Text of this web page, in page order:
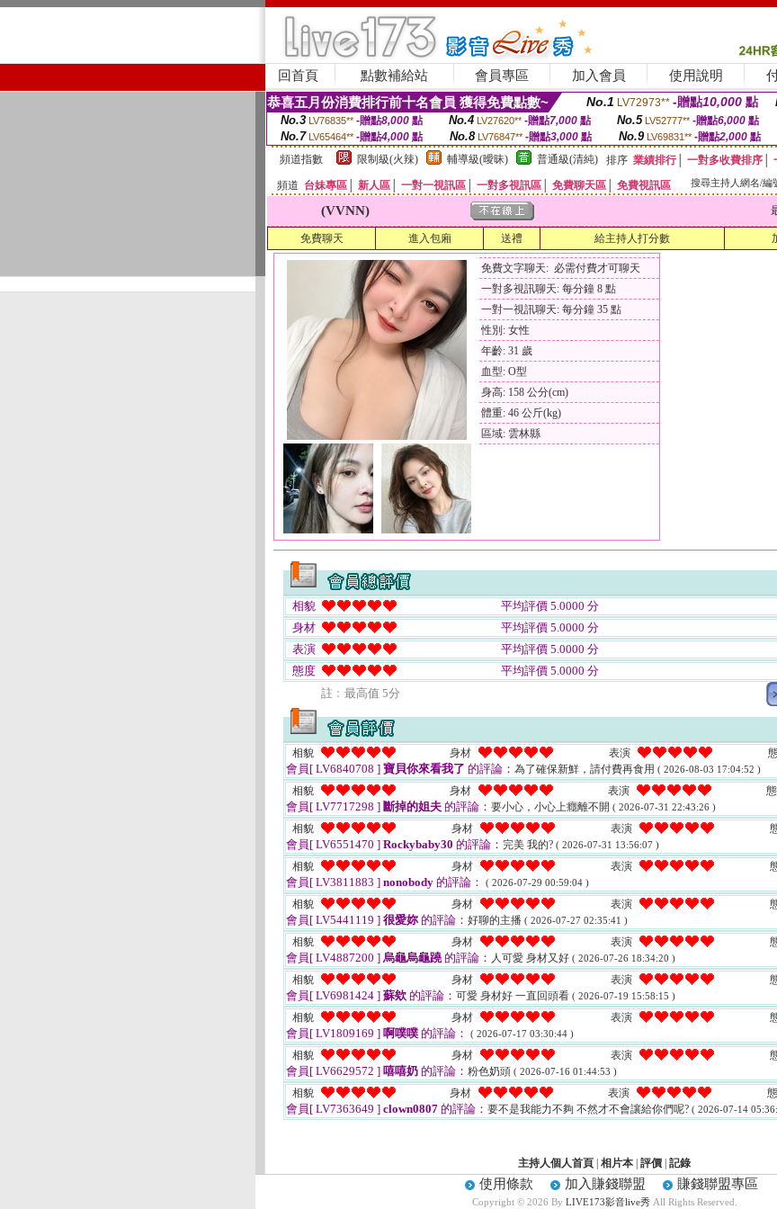
回首頁 點數補給站 會員專區 加入會員 使用說明
恭喜五月份消費排行前十名會員 獲得免費點數~ No.1 LV72973** -贈點10,000 點
No.3 LV76835** -贈點8,000點 No.4 LV27620** -贈點7,000點 No.5 LV52777** -贈點6,000點
No.7 LV65464** -贈點4,000 點 No.8 LV76847** -贈點3,000 點 No.9 LV69831** -贈點2,000點
頻道指數
限制級(火辣) 輔導級(曖昧) 普通級(清純) 排序 業績排行│ 一對多收費排序
頻道 台妹專區 新人區 一對一視訊區 一對多視訊區 免費聊天區 免費視訊區 搜尋主持人網名/編
(VVNN)
免費聊天 進入包廂 送禮 給主持人打分數
免費文字聊天: 必需付費才可聊天
一對多視訊聊天: 每分鐘 8 點
一對一視訊聊天: 每分鐘 35 點
性別: 女性
年齡: 31 歲
血型: O型
身高: 158 公分(cm)
體重: 46 公斤(kg)
區域: 雲林縣
相貌
平均評價 5.0000 分
身材
平均評價 5.0000 分
表演
平均評價 5.0000 分
態度
平均評價 5.0000 分
註﹕最高值 5分
相貌 身材 表演
會員[ LV6840708 ] 寶貝你來看我了 的評論： 為了確保新鮮，請付費再食用 ( 2026-08-03 17:04:52 )
相貌 身材 表演
會員[ LV7717298 ] 斷掉的姐夫 的評論： 要小心，小心上癮離不開 ( 2026-07-31 22:43:26 )
相貌 身材 表演
會員[ LV6551470 ] Rockybaby30 的評論： 完美 我的? ( 2026-07-31 13:56:07 )
相貌 身材 表演
會員[ LV3811883 ] nonobody 的評論： ( 2026-07-29 00:59:04 )
相貌 身材 表演
會員[ LV5441119 ] 很愛妳的評論： 好聊的主播 ( 2026-07-27 02:35:41 )
相貌 身材 表演
會員[ LV4887200 ] 烏龜烏龜蹺的評論： 人可愛 身材又好 ( 2026-07-26 18:34:20 )
相貌 身材 表演
會員[ LV6981424 ] 蘇欸 的評論： 可愛 身材好 一直回頭看 ( 2026-07-19 15:58:15 )
相貌 身材 表演
會員[ LV1809169 ] 啊噗噗 的評論： ( 2026-07-17 03:30:44 )
相貌 身材 表演
會員[ LV6629572 ] 嘻嘻奶 的評論： 粉色奶頭 ( 2026-07-16 01:44:53 )
相貌 身材 表演
會員[ LV7363649 ] clown0807 的評論： 要不是我能力不夠 不然才不會讓給你們呢? ( 2026-07-14
主持人個人首頁 相片本 評價 記錄
使用條款 加入賺錢聯盟 賺錢聯盟專區
Copyright © 2026 By LIVE173影音live秀All Rights Reserved.